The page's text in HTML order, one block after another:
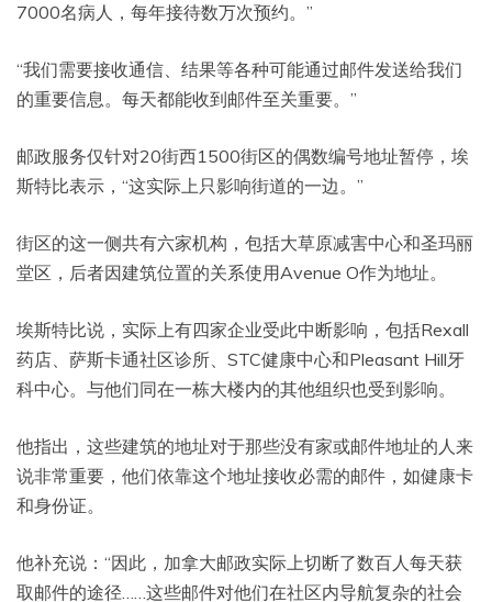
7000名病人，每年接待数万次预约。”
“我们需要接收通信、结果等各种可能通过邮件发送给我们
的重要信息。每天都能收到邮件至关重要。”
邮政服务仅针对20街西1500街区的偶数编号地址暂停，埃
斯特比表示，“这实际上只影响街道的一边。”
街区的这一侧共有六家机构，包括大草原减害中心和圣玛丽
堂区，后者因建筑位置的关系使用Avenue O作为地址。
埃斯特比说，实际上有四家企业受此中断影响，包括Rexall
药店、萨斯卡通社区诊所、STC健康中心和Pleasant Hill牙
科中心。与他们同在一栋大楼内的其他组织也受到影响。
他指出，这些建筑的地址对于那些没有家或邮件地址的人来
说非常重要，他们依靠这个地址接收必需的邮件，如健康卡
和身份证。
他补充说：“因此，加拿大邮政实际上切断了数百人每天获
取邮件的途径……这些邮件对他们在社区内导航复杂的社会